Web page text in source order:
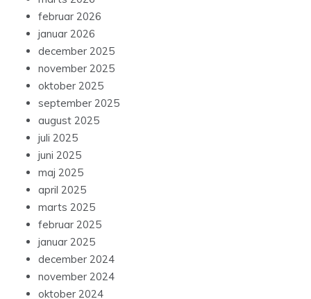
februar 2026
januar 2026
december 2025
november 2025
oktober 2025
september 2025
august 2025
juli 2025
juni 2025
maj 2025
april 2025
marts 2025
februar 2025
januar 2025
december 2024
november 2024
oktober 2024